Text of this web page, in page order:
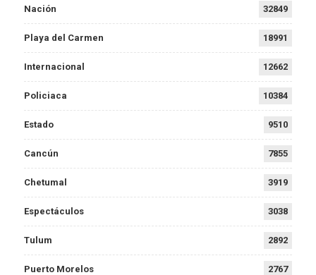
Nación 32849
Playa del Carmen 18991
Internacional 12662
Policiaca 10384
Estado 9510
Cancún 7855
Chetumal 3919
Espectáculos 3038
Tulum 2892
Puerto Morelos 2767